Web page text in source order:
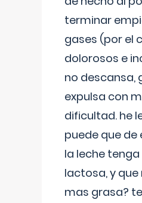
terminar
gases (por el
dolorosos e
no descansa,
expulsa con
dificultad. he
puede que de
la leche
lactosa, y
mas grasa?